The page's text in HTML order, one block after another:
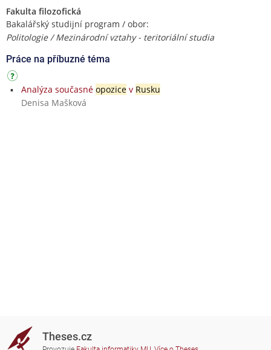
Fakulta filozofická
Bakalářský studijní program / obor:
Politologie / Mezinárodní vztahy - teritoriální studia
Práce na příbuzné téma
Analýza současné opozicev Rusku
Denisa Mašková
Theses.cz